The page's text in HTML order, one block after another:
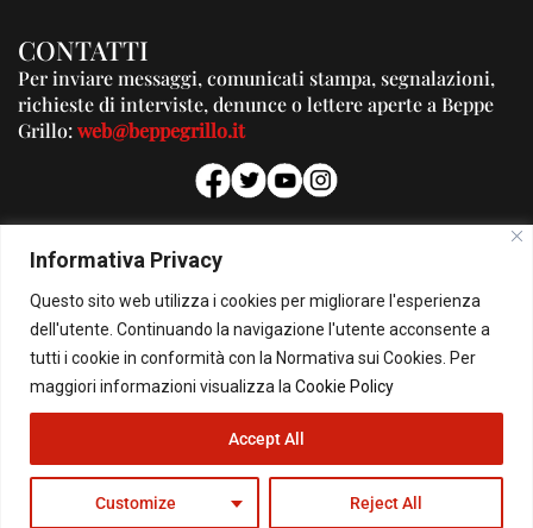
Informativa Privacy
Questo sito web utilizza i cookies per migliorare l'esperienza
dell'utente. Continuando la navigazione l'utente acconsente a
tutti i cookie in conformità con la Normativa sui Cookies. Per
maggiori informazioni visualizza la Cookie Policy
Customize Reject All
Accept All
CONTATTI
Per inviare messaggi, comunicati stampa, segnalazioni,
richieste di interviste, denunce o lettere aperte a Beppe
Grillo:web@beppegrillo.it
PUBBLICITA'
Per la tua pubblicità su questo Blog:
pubblicita@beppegrillo.it
© Copyright 2026 - Il Blog di Beppe Grillo. All Rights Reserved - Powered by
happygrafic.com